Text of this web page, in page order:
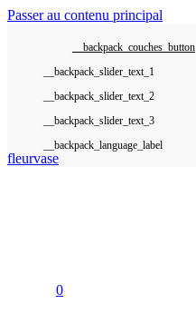
Passer au contenu principal
__backpack_couches_button
__backpack_language_label
0
fleurvase